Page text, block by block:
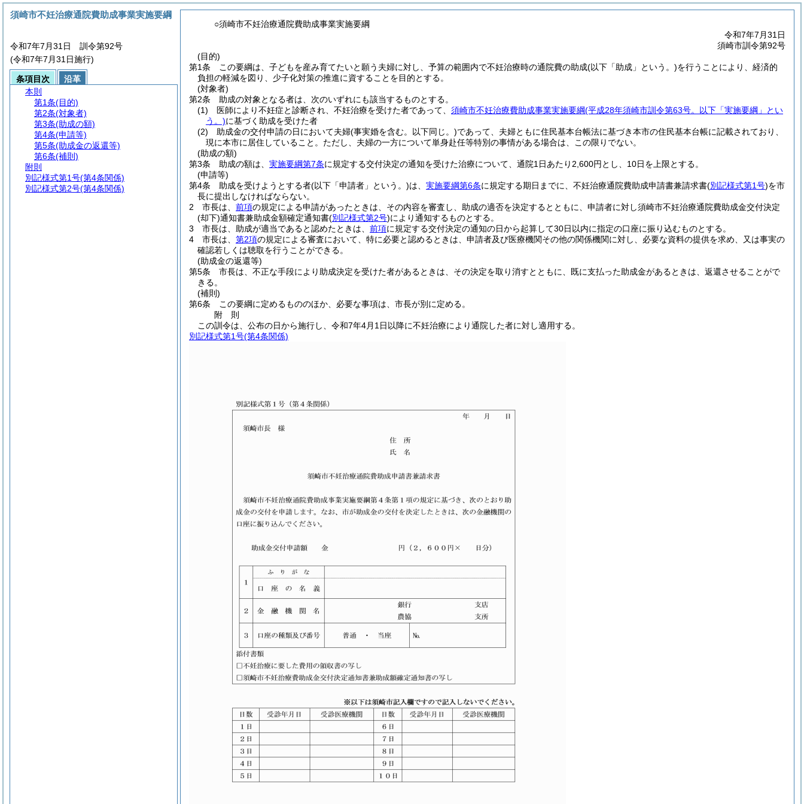
○須崎市不妊治療通院費助成事業実施要綱
令和7年7月31日
須崎市訓令第92号
(目的)
第1条
この要綱は、子どもを産み育てたいと願う夫婦に対し、予算の範囲内で不妊治療時の通院費の助成(以下「助成」という。)を行うことにより、経済的
負担の軽減を図り、少子化対策の推進に資することを目的とする。
(対象者)
第2条
助成の対象となる者は、次のいずれにも該当するものとする。
(1)
医師により不妊症と診断され、不妊治療を受けた者であって、 須崎市不妊治療費助成事業実施要綱(平成28年須崎市訓令第63号。以下「実施要綱」とい
う。)に基づく助成を受けた者
(2)
助成金の交付申請の日において夫婦(事実婚を含む。以下同じ。)であって、夫婦ともに住民基本台帳法に基づき本市の住民基本台帳に記載されており、
現に本市に居住していること。 ただし、夫婦の一方について単身赴任等特別の事情がある場合は、この限りでない。
(助成の額)
第3条
助成の額は、 実施要綱第7条に規定する交付決定の通知を受けた治療について、通院1日あたり2,600円とし、10日を上限とする。
(申請等)
第4条
助成を受けようとする者(以下「申請者」という。)は、 実施要綱第6条に規定する期日までに、不妊治療通院費助成申請書兼請求書(別記様式第1号)を市
長に提出しなければならない。
2
市長は、 前項の規定による申請があったときは、その内容を審査し、助成の適否を決定するとともに、申請者に対し須崎市不妊治療通院費助成金交付決定
(却下)通知書兼助成金額確定通知書(別記様式第2号)により通知するものとする。
3
市長は、助成が適当であると認めたときは、 前項に規定する交付決定の通知の日から起算して30日以内に指定の口座に振り込むものとする。
4
市長は、 第2項の規定による審査において、特に必要と認めるときは、申請者及び医療機関その他の関係機関に対し、必要な資料の提供を求め、又は事実の
確認若しくは聴取を行うことができる。
(助成金の返還等)
第5条
市長は、不正な手段により助成決定を受けた者があるときは、その決定を取り消すとともに、既に支払った助成金があるときは、返還させることがで
きる。
(補則)
第6条
この要綱に定めるもののほか、必要な事項は、市長が別に定める。
附 則
この訓令は、公布の日から施行し、令和7年4月1日以降に不妊治療により通院した者に対し適用する。
別記様式第1号(第4条関係)
須崎市不妊治療通院費助成事業実施要綱
令和7年7月31日 訓令第92号
(令和7年7月31日施行)
条項目次
沿革
本則
第1条(目的)
第2条(対象者)
第3条(助成の額)
第4条(申請等)
第5条(助成金の返還等)
第6条(補則)
附則
別記様式第1号(第4条関係)
別記様式第2号(第4条関係)